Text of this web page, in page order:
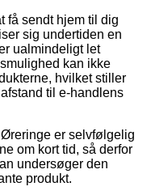
få sendt hjem til dig
sig undertiden en
ualmindeligt let
kan ikke
hvilket stiller
til e-handlens
er selvfølgelig
om kort tid, så derfor
undersøger den
produkt.